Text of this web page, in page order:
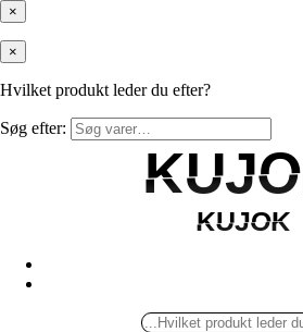
×
×
Hvilket produkt leder du efter?
Søg efter:
KUJOK
KUJOK